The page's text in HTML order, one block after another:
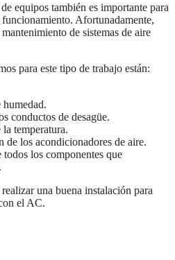
equipos también es importante para
Afortunadamente,
de sistemas de aire
para este tipo de trabajo están:
conductos de desagüe.
temperatura.
de los acondicionadores de aire.
los componentes que
una buena instalación para
el AC.